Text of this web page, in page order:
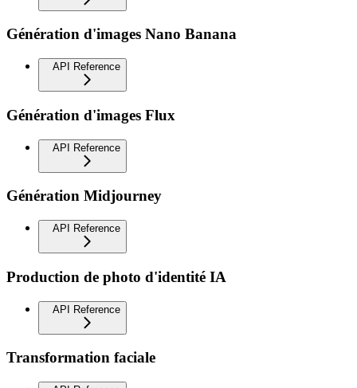
Génération d'images Nano Banana
API Reference
Génération d'images Flux
API Reference
Génération Midjourney
API Reference
Production de photo d'identité IA
API Reference
Transformation faciale